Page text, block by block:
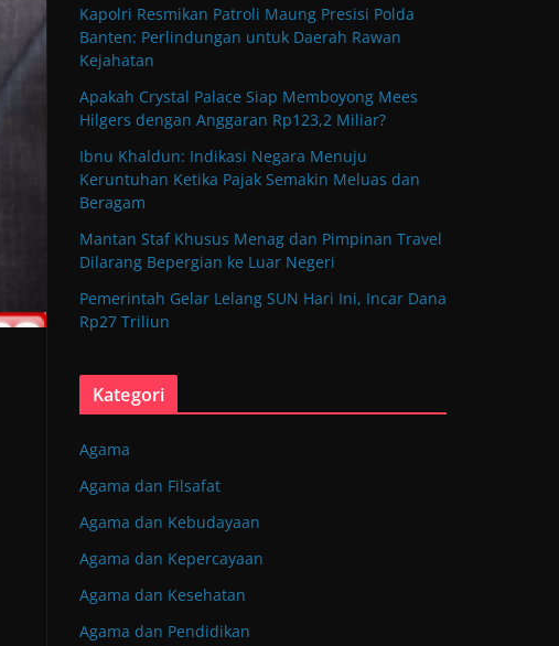
Kapolri Resmikan Patroli Maung Presisi Polda
Banten: Perlindungan untuk Daerah Rawan
Kejahatan
Apakah Crystal Palace Siap Memboyong Mees
Hilgers dengan Anggaran Rp123,2 Miliar?
Ibnu Khaldun: Indikasi Negara Menuju
Keruntuhan Ketika Pajak Semakin Meluas dan
Beragam
Mantan Staf Khusus Menag dan Pimpinan Travel
Dilarang Bepergian ke Luar Negeri
Pemerintah Gelar Lelang SUN Hari Ini, Incar Dana
Rp27 Triliun
Kategori
Agama
Agama dan Filsafat
Agama dan Kebudayaan
Agama dan Kepercayaan
Agama dan Kesehatan
Agama dan Pendidikan